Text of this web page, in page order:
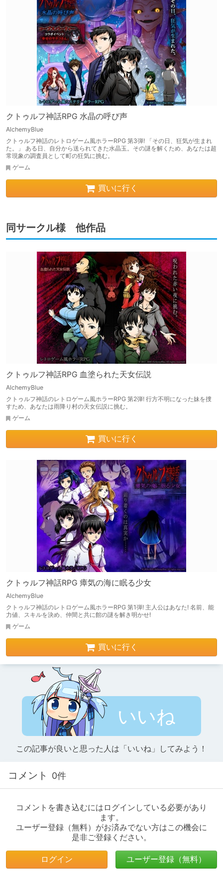
クトゥルフ神話RPG 水晶の呼び声
AlchemyBlue
クトゥルフ神話のレトロゲーム風ホラーRPG 第3弾! 「その日、狂気が生まれ
た。」 ある日、自分から送られてきた水晶玉。その謎を解くため、あなたは超
常現象の調査員として町の狂気に挑む。
ゲーム
買いに行く
同サークル様 他作品
クトゥルフ神話RPG 血塗られた天女伝説
AlchemyBlue
クトゥルフ神話のレトロゲーム風ホラーRPG 第2弾! 行方不明になった妹を捜
すため、あなたは雨降り村の天女伝説に挑む。
ゲーム
買いに行く
クトゥルフ神話RPG 瘴気の海に眠る少女
AlchemyBlue
クトゥルフ神話のレトロゲーム風ホラーRPG 第1弾! 主人公はあなた! 名前、能
力値、スキルを決め、仲間と共に館の謎を解き明かせ!
ゲーム
買いに行く
いいね
この記事が良いと思った人は「いいね」してみよう！
コメント 0件
コメントを書き込むにはログインしている必要があり
ます。
ユーザー登録（無料）がお済みでない方はこの機会に
是非ご登録ください。
ログイン ユーザー登録（無料）